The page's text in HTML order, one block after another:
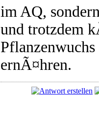
im AQ,
und trotzdem
ernÃ¤hren.